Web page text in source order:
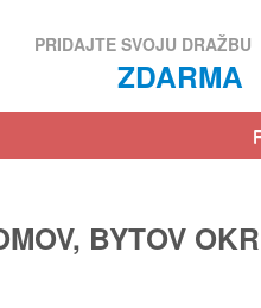
PRIDAJTE SVOJU DRAŽBU
ZDARMA
BYTOV